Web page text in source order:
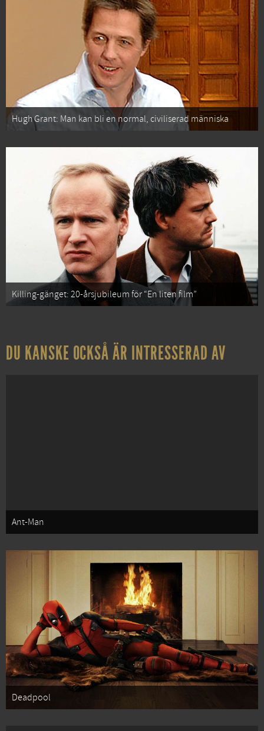
Hugh Grant: Man kan bli en normal, civiliserad människa
Killing-gänget: 20-årsjubileum för “En liten film”
DU KANSKE OCKSÅ ÄR INTRESSERAD AV
Ant-Man
Deadpool